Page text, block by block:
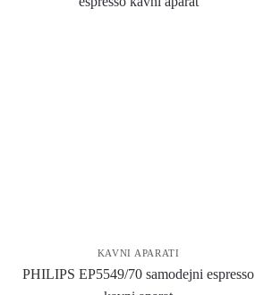
KAVNI APARATI
PHILIPS EP5549/70 samodejni espresso